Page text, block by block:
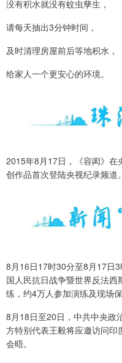
没有积水就没有蚊虫孳生，
请每天抽出3分钟时间，
及时清理房屋前后等地积水，
给家人一个更安心的环境。
2015年8月17日，《容闳》在
创作品首次登陆央视纪录频道。
8月16日17时30分至8月17日
国人民抗日战争暨世界反法
练，约4万人参加演练及现场保
8月18日至20日，中共中央政
方特别代表王毅将应邀访问
会晤。